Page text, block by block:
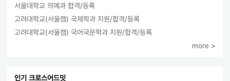
서울대학교 의예과 합격/등록
고려대학교(서울캠) 국제학과 지원/합격/등록
고려대학교(서울캠) 국어국문학과 지원/합격/등록
more >
인기 크로스어드밋